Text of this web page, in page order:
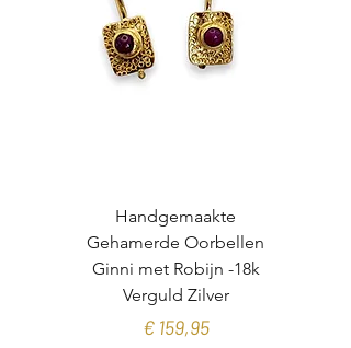
Handgemaakte
Gehamerde Oorbellen
Ginni met Robijn -18k
Verguld Zilver
Prijs
€ 159,95